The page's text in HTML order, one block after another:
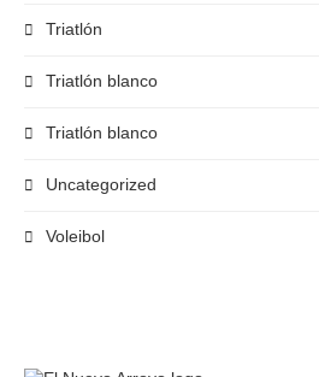
Triatlón
Triatlón blanco
Triatlón blanco
Uncategorized
Voleibol